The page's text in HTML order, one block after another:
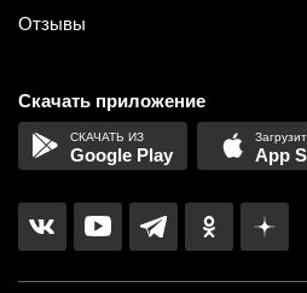
Отзывы
Скачать приложение
Google Play App